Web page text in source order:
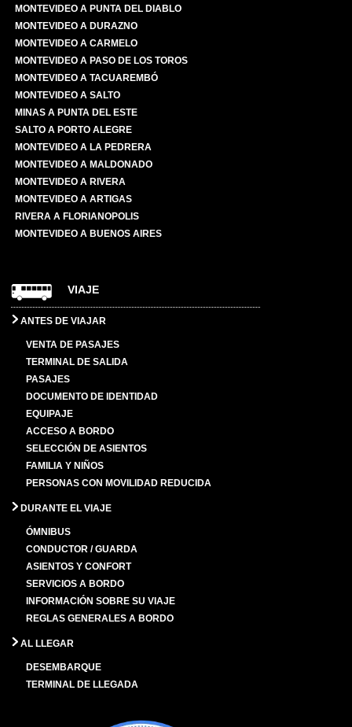
MONTEVIDEO A PUNTA DEL DIABLO
MONTEVIDEO A DURAZNO
MONTEVIDEO A CARMELO
MONTEVIDEO A PASO DE LOS TOROS
MONTEVIDEO A TACUAREMBÓ
MONTEVIDEO A SALTO
MINAS A PUNTA DEL ESTE
SALTO A PORTO ALEGRE
MONTEVIDEO A LA PEDRERA
MONTEVIDEO A MALDONADO
MONTEVIDEO A RIVERA
MONTEVIDEO A ARTIGAS
RIVERA A FLORIANOPOLIS
MONTEVIDEO A BUENOS AIRES
VIAJE
ANTES DE VIAJAR
VENTA DE PASAJES
TERMINAL DE SALIDA
PASAJES
DOCUMENTO DE IDENTIDAD
EQUIPAJE
ACCESO A BORDO
SELECCIÓN DE ASIENTOS
FAMILIA Y NIÑOS
PERSONAS CON MOVILIDAD REDUCIDA
DURANTE EL VIAJE
ÓMNIBUS
CONDUCTOR / GUARDA
ASIENTOS Y CONFORT
SERVICIOS A BORDO
INFORMACIÓN SOBRE SU VIAJE
REGLAS GENERALES A BORDO
AL LLEGAR
DESEMBARQUE
TERMINAL DE LLEGADA